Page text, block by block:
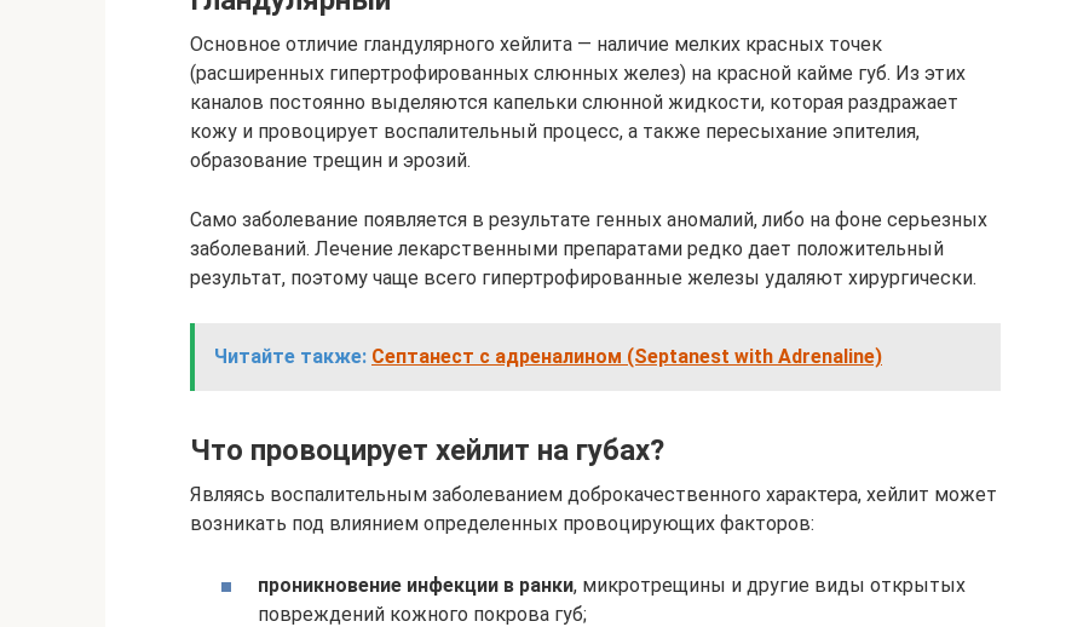
Основное отличие гландулярного хейлита — наличие мелких красных точек
(расширенных гипертрофированных слюнных желез) на красной кайме губ. Из этих
каналов постоянно выделяются капельки слюнной жидкости, которая раздражает
кожу и провоцирует воспалительный процесс, а также пересыхание эпителия,
образование трещин и эрозий.
Само заболевание появляется в результате генных аномалий, либо на фоне серьезных
заболеваний. Лечение лекарственными препаратами редко дает положительный
результат, поэтому чаще всего гипертрофированные железы удаляют хирургически.
Читайте также: Септанест с адреналином (Septanest with Adrenaline)
Что провоцирует хейлит на губах?
Являясь воспалительным заболеванием доброкачественного характера, хейлит может
возникать под влиянием определенных провоцирующих факторов:
проникновение инфекции в ранки, микротрещины и другие виды открытых
повреждений кожного покрова губ;